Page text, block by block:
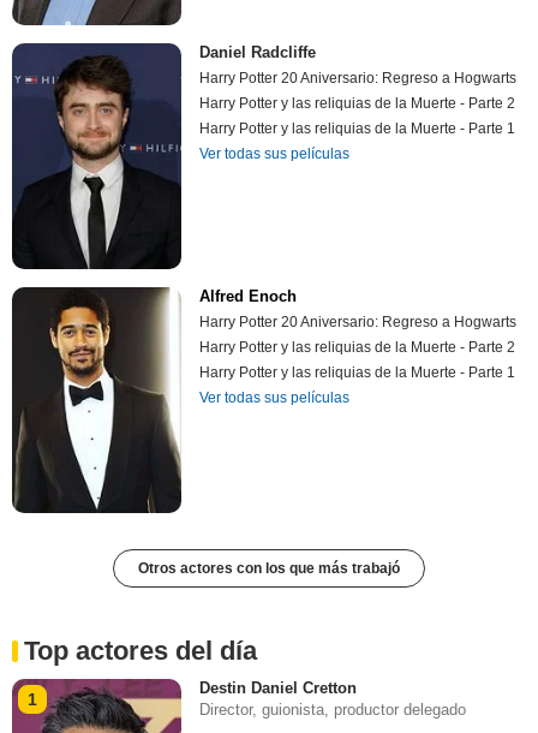
Daniel Radcliffe
Harry Potter 20 Aniversario: Regreso a Hogwarts
Harry Potter y las reliquias de la Muerte - Parte 2
Harry Potter y las reliquias de la Muerte - Parte 1
Ver todas sus películas
Alfred Enoch
Harry Potter 20 Aniversario: Regreso a Hogwarts
Harry Potter y las reliquias de la Muerte - Parte 2
Harry Potter y las reliquias de la Muerte - Parte 1
Ver todas sus películas
Otros actores con los que más trabajó
Top actores del día
1
Destin Daniel Cretton
Director, guionista, productor delegado